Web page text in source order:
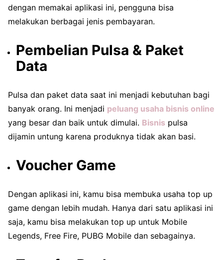
dengan memakai aplikasi ini, pengguna bisa
melakukan berbagai jenis pembayaran.
Pembelian Pulsa & Paket
Data
Pulsa dan paket data saat ini menjadi kebutuhan bagi
banyak orang. Ini menjadi peluang usaha bisnis online
yang besar dan baik untuk dimulai. Bisnis pulsa
dijamin untung karena produknya tidak akan basi.
Voucher Game
Dengan aplikasi ini, kamu bisa membuka usaha top up
game dengan lebih mudah. Hanya dari satu aplikasi ini
saja, kamu bisa melakukan top up untuk Mobile
Legends, Free Fire, PUBG Mobile dan sebagainya.